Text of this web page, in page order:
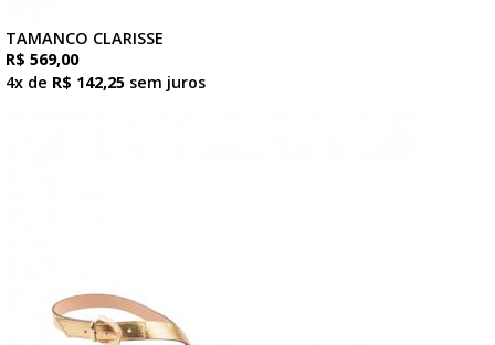
TAMANCO CLARISSE
R$ 569,00
4x de R$ 142,25 sem juros